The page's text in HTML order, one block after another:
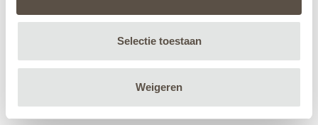
Selectie toestaan
Weigeren